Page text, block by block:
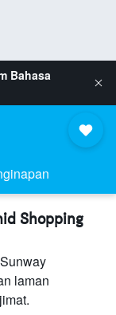
Bahasa
Shopping
laman